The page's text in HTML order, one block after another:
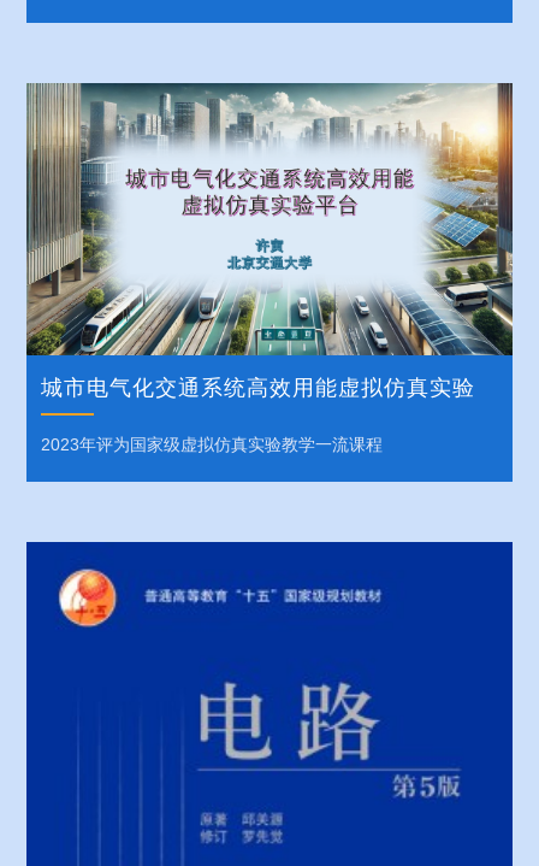
城市电气化交通系统高效用能虚拟仿真实验
2023年评为国家级虚拟仿真实验教学一流课程